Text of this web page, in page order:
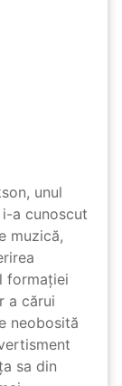
unul
a cunoscut
muzică,
formației
a cărui
neobosită
sa din